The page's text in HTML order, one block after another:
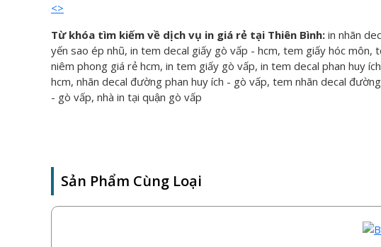
<>
Từ khóa tìm kiếm về dịch vụ in giá rẻ tại Thiên Bình: in nhãn
yến sao ép nhũ, in tem decal giấy gò vấp - hcm, tem giấy hóc
niêm phong giá rẻ hcm, in tem giấy gò vấp, in tem decal phan huy
hcm, nhãn decal đường phan huy ích - gò vấp, tem nhãn decal
- gò vấp, nhà in tại quận gò vấp
Sản Phẩm Cùng Loại